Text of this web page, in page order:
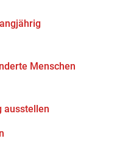
Menschen
ausstellen